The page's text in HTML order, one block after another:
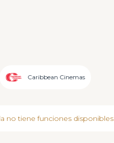
Caribbean Cinemas
no tiene funciones disponibles